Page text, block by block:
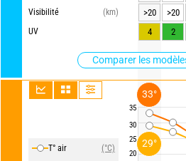
Visibilité
(km)
UV
Comparer les
T° air
(°C)
35
30
25
20
>20
>20
4
2
29°
33°